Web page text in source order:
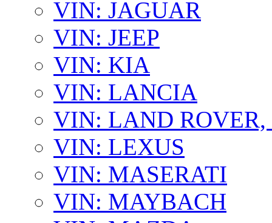
VIN: JAGUAR
VIN: JEEP
VIN: KIA
VIN: LANCIA
VIN: LAND ROVER,
VIN: LEXUS
VIN: MASERATI
VIN: MAYBACH